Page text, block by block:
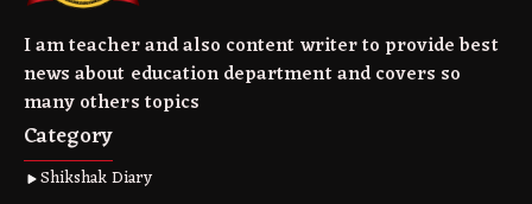
I am teacher and also content writer to provide best
news about education department and covers so
many others topics
Category
Shikshak Diary